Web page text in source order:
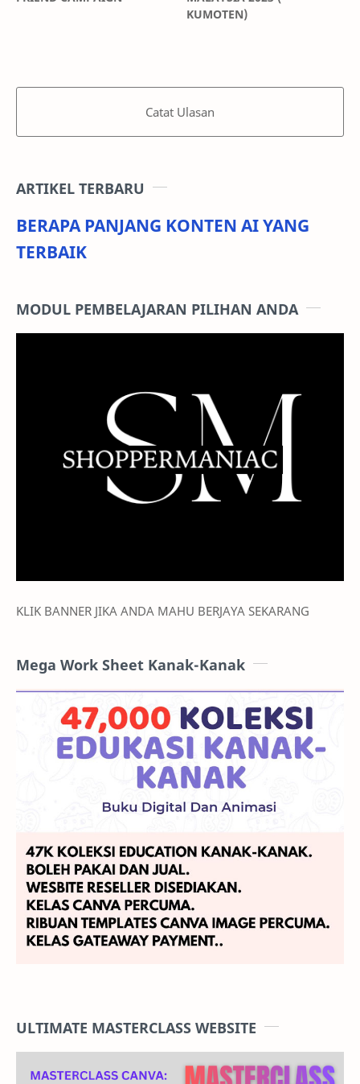
KUMOTEN)
Catat Ulasan
ARTIKEL TERBARU
BERAPA PANJANG KONTEN AI YANG
TERBAIK
MODUL PEMBELAJARAN PILIHAN ANDA
KLIK BANNER JIKA ANDA MAHU BERJAYA SEKARANG
Mega Work Sheet Kanak-Kanak
ULTIMATE MASTERCLASS WEBSITE